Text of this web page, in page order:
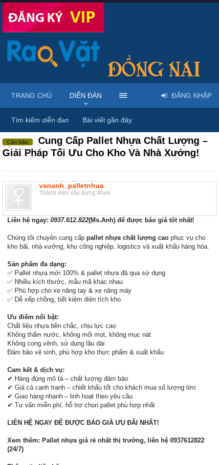
Diễn đàn ... Rao vặt tổng hợp - Uy tín - Miễn phí
Cần bán
Cung Cấp Pallet Nhựa Chất Lượng –
Giải Pháp Tối Ưu Cho Kho Và Nhà Xưởng!
vananh_palletnhua
Thành viên xây dựng 4rum
Liên hệ ngay: 0937.612.822(Ms.Anh) để được báo giá tốt nhất!
Chúng tôi chuyên cung cấp pallet nhựa chất lượng cao phục vụ cho
kho bãi, nhà xưởng, khu công nghiệp, logistics và xuất khẩu hàng hóa.
Sản phẩm đa dạng:
✅ Pallet nhựa mới 100% & pallet nhựa đã qua sử dụng
✅ Nhiều kích thước, mẫu mã khác nhau
✅ Phù hợp cho xe nâng tay & xe nâng máy
✅ Dễ xếp chồng, tiết kiệm diện tích kho
Ưu điểm nổi bật:
Chất liệu nhựa bền chắc, chịu lực cao
Không thấm nước, không mối mọt, không mục nát
Không cong vênh, sử dụng lâu dài
Đảm bảo vệ sinh, phù hợp kho thực phẩm & xuất khẩu
Cam kết & dịch vụ:
✔ Hàng đúng mô tả – chất lượng đảm bảo
✔ Giá cả cạnh tranh – chiết khấu tốt cho khách mua số lượng lớn
✔ Giao hàng nhanh – linh hoạt theo yêu cầu
✔ Tư vấn miễn phí, hỗ trợ chọn pallet phù hợp nhất
LIÊN HỆ NGAY ĐỂ ĐƯỢC BÁO GIÁ ƯU ĐÃI NHẤT!
Xem thêm: Pallet nhựa giá rẻ nhất thị trường, liên hệ 0937612822
(24/7)
TRANG CHỦ DIỄN ĐÀN
Tìm kiếm diễn đàn Bài viết gần đây
ĐĂNG NHẬP